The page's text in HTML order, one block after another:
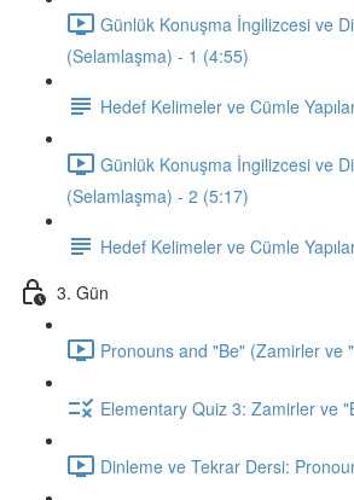
Günlük Konuşma İngilizcesi ve
(Selamlaşma) - 1 (4:55)
Hedef Kelimeler ve Cümle
Günlük Konuşma İngilizcesi ve
(Selamlaşma) - 2 (5:17)
Hedef Kelimeler ve Cümle
3. Gün
Pronouns and "Be" (Zamirler ve
Elementary Quiz 3: Zamirler ve
Dinleme ve Tekrar Dersi: